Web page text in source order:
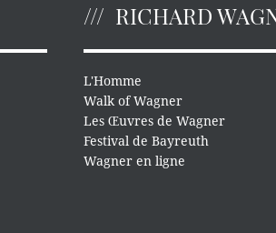
RICHARD
L'Homme
Walk of Wagner
Les Œuvres de Wagner
Festival de Bayreuth
Wagner en ligne